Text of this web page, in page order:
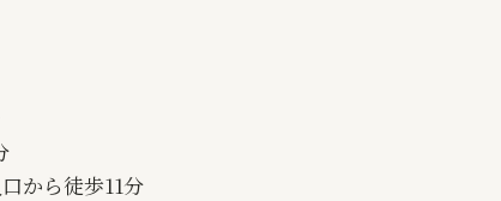
から徒歩11分